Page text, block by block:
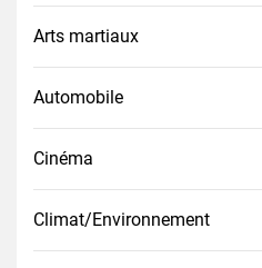
Arts martiaux
Automobile
Cinéma
Climat/Environnement